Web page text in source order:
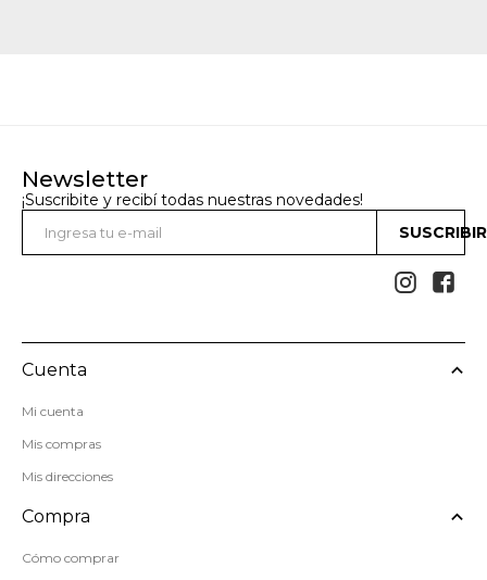
Newsletter
¡Suscribite y recibí todas nuestras novedades!
 
Cuenta
Mi cuenta
Mis compras
Mis direcciones
Compra
Cómo comprar